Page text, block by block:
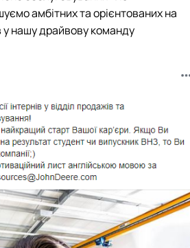
амбітних та орієнтованих на
у нашу драйвову команду